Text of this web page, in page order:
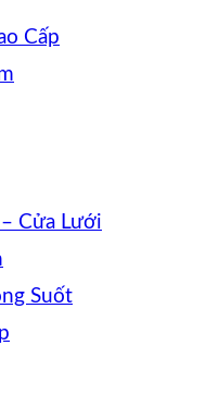
Cấp
Cửa Lưới
Suốt